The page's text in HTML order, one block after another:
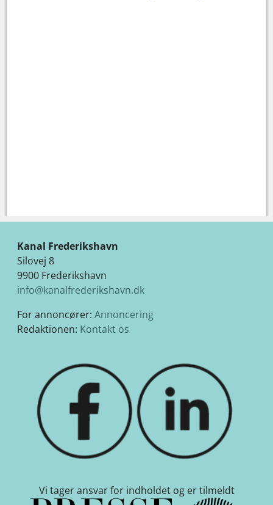
Kanal Frederikshavn
Silovej 8
9900 Frederikshavn
info@kanalfrederikshavn.dk
For annoncører: Annoncering
Redaktionen: Kontakt os
Vi tager ansvar for indholdet og er tilmeldt